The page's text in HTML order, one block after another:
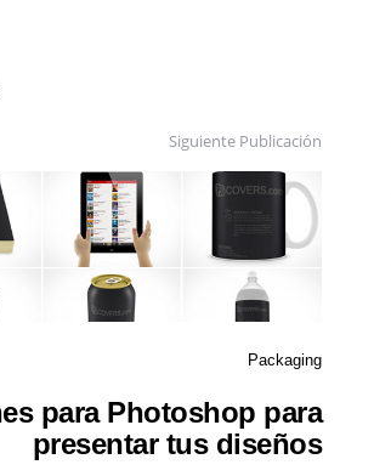
Siguiente Publicación
Packaging
para Photoshop para
presentar tus diseños